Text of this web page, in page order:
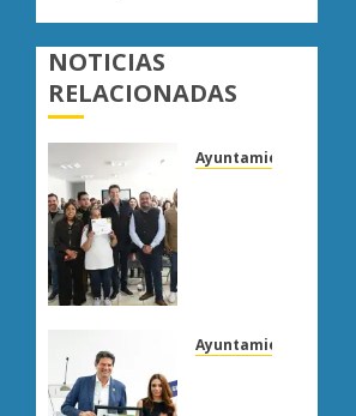
NOTICIAS
RELACIONADAS
Ayuntamiento Morelia
personal
Ayuntamiento Morelia